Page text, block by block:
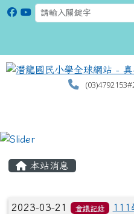
本站消息
文章列表
2023-03-21 會議記錄
111